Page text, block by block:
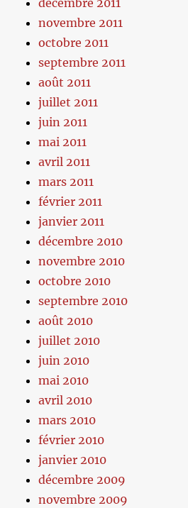
décembre 2011
novembre 2011
octobre 2011
septembre 2011
août 2011
juillet 2011
juin 2011
mai 2011
avril 2011
mars 2011
février 2011
janvier 2011
décembre 2010
novembre 2010
octobre 2010
septembre 2010
août 2010
juillet 2010
juin 2010
mai 2010
avril 2010
mars 2010
février 2010
janvier 2010
décembre 2009
novembre 2009